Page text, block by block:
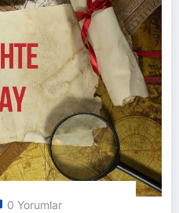
0 Yorumlar